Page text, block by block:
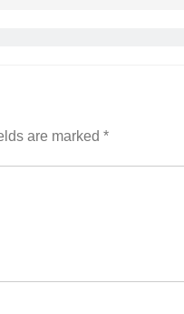
are marked *